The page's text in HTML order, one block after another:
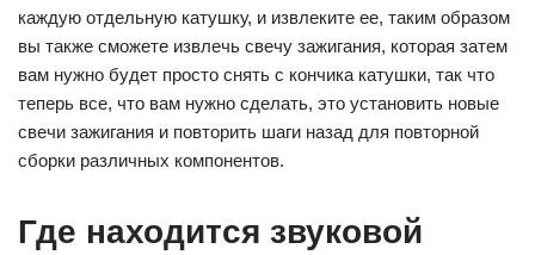
каждую отдельную катушку, и извлеките ее, таким образом
вы также сможете извлечь свечу зажигания, которая затем
вам нужно будет просто снять с кончика катушки, так что
теперь все, что вам нужно сделать, это установить новые
свечи зажигания и повторить шаги назад для повторной
сборки различных компонентов.
Где находится звуковой